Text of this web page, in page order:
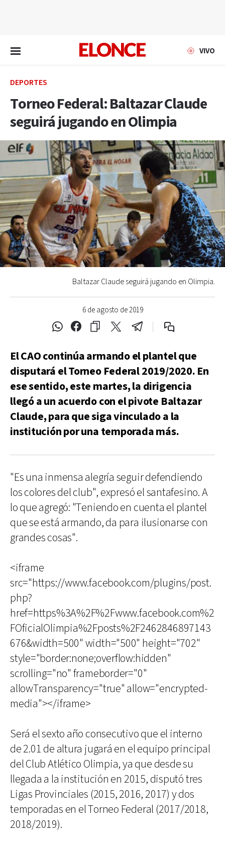
VIVO
DEPORTES
Torneo Federal: Baltazar Claude
seguirá jugando en Olimpia
6 de agosto de 2019
Baltazar Claude seguirá jugando en Olimpia.
El CAO continúa armando el plantel que
disputará el Torneo Federal 2019/2020. En
ese sentido, este martes, la dirigencia
llegó a un acuerdo con el pivote Baltazar
Claude, para que siga vinculado a la
institución por una temporada más.
"Es una inmensa alegría seguir defendiendo
los colores del club", expresó el santafesino. A
lo que agregó: "Teniendo en cuenta el plantel
que se está armando, da para ilusionarse con
grandes cosas".
<iframe
src="https://www.facebook.com/plugins/post.
php?
href=https%3A%2F%2Fwww.facebook.com%2
FOficialOlimpia%2Fposts%2F2462846897143
676&width=500" width="500" height="702"
style="border:none;overflow:hidden"
scrolling="no" frameborder="0"
allowTransparency="true" allow="encrypted-
media"></iframe>
Será el sexto año consecutivo que el interno
de 2.01 de altura jugará en el equipo principal
del Club Atlético Olimpia, ya que desde su
llegada a la institución en 2015, disputó tres
Ligas Provinciales (2015, 2016, 2017) y dos
temporadas en el Torneo Federal (2017/2018,
2018/2019).